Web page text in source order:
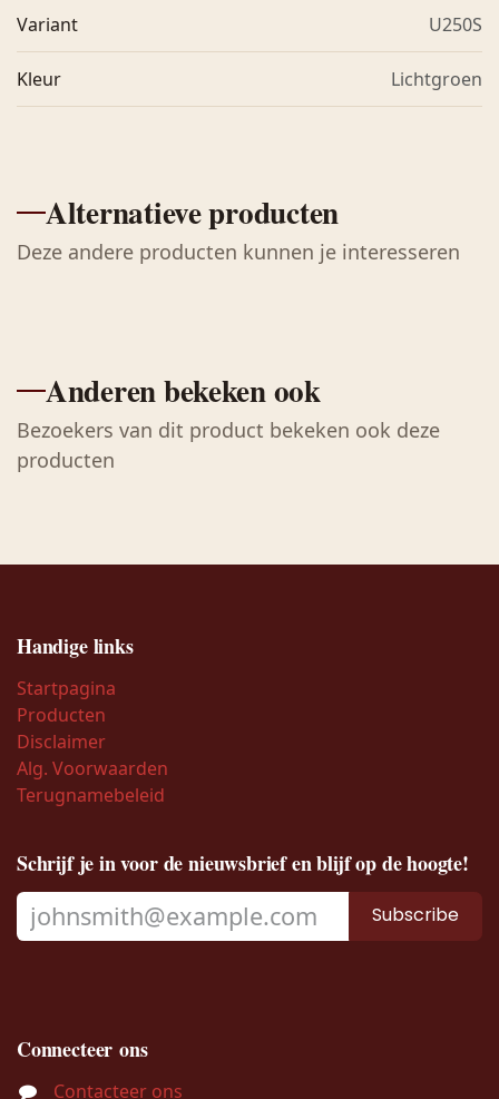
Variant U250S
Kleur Lichtgroen
Alternatieve producten
Deze andere producten kunnen je interesseren
Anderen bekeken ook
Bezoekers van dit product bekeken ook deze
producten
Handige links
Startpagina
Producten
Disclaimer
Alg. Voorwaarden
Terugnamebeleid
Schrijf je in voor de nieuwsbrief en blijf op de hoogte!
Subscribe
Connecteer ons
Contacteer ons